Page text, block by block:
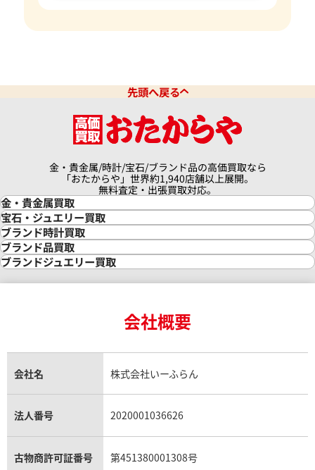
先頭へ戻る
金・貴金属/時計/宝石/ブランド品の高価買取なら
「おたからや」世界約1,940店舗以上展開。
無料査定・出張買取対応。
金・貴金属買取
金買取
金の相場価格情報
金の参考買取価格一覧
インゴット買取
インゴットの相場価格情報
24金買取
金貨買取
貴金属買取
銀・シルバー買取
パラジウム買取
宝石・ジュエリー買取
宝石・ジュエリー買取
ダイヤモンド買取
ダイヤモンド・宝石の参考価格一覧
リング・結婚指輪買取
エメラルド買取
トパーズ買取
タンザナイト買取
パライバトルマリン買取
キャッツアイ買取
ガーネット買取
アクアマリン買取
ブランド時計買取
時計買取
ロレックス買取
ロレックス デイトナ買取
ロレックス サブマリーナー買取
ロレックス エクスプローラー買取
ロレックス デイトジャスト買取
パテック フィリップ買取
パテック フィリップノーチラス買取
ヴァシュロン・コンスタンタン買取
オメガ買取
ブランド品買取
ブランド買取
ルイ・ヴィトン買取
ルイ・ヴィトン買取の参考価格一覧
シャネル マトラッセ買取
セリーヌ買取
プラダ買取
ブランドジュエリー買取
ヴァンクリーフ＆アーペル買取
ショーメ買取
ダミアーニ買取
モーブッサン買取
会社概要
会社名 株式会社いーふらん
法人番号 2020001036626
古物商許可証番号 第451380001308号